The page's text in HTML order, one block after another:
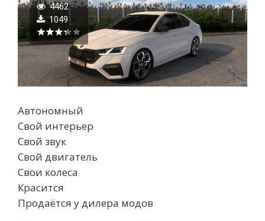
4462
1049
Автономный
Свой интерьер
Cвой звук
Свой двигатель
Свои колеса
Красится
Продаётся у дилера модов